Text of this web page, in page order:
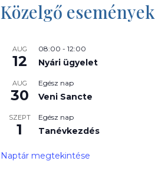
Közelgő események
AUG
12
08:00 -12:00
Nyári ügyelet
AUG
30
Egész nap
Veni Sancte
SZEPT
1
Egész nap
Tanévkezdés
Naptár megtekintése